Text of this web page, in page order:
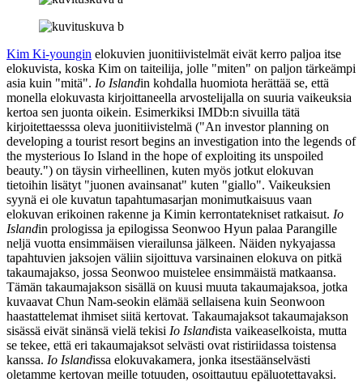
Kim Ki‑youngin elokuvien juonitiivistelmät eivät kerro paljoa itse
elokuvista, koska Kim on taiteilija, jolle "miten" on paljon tärkeämpi
asia kuin "mitä". Io Islandin kohdalla huomiota herättää se, että
monella elokuvasta kirjoittaneella arvostelijalla on suuria vaikeuksia
kertoa sen juonta oikein. Esimerkiksi IMDb:n sivuilla tätä
kirjoitettaesssa oleva juonitiivistelmä ("An investor planning on
developing a tourist resort begins an investigation into the legends of
the mysterious Io Island in the hope of exploiting its unspoiled
beauty.") on täysin virheellinen, kuten myös jotkut elokuvan
tietoihin lisätyt "juonen avainsanat" kuten "giallo". Vaikeuksien
syynä ei ole kuvatun tapahtumasarjan monimutkaisuus vaan
elokuvan erikoinen rakenne ja Kimin kerrontatekniset ratkaisut. Io
Islandin prologissa ja epilogissa Seonwoo Hyun palaa Parangille
neljä vuotta ensimmäisen vierailunsa jälkeen. Näiden nykyajassa
tapahtuvien jaksojen väliin sijoittuva varsinainen elokuva on pitkä
takaumajakso, jossa Seonwoo muistelee ensimmäistä matkaansa.
Tämän takaumajakson sisällä on kuusi muuta takaumajaksoa, jotka
kuvaavat Chun Nam‑seokin elämää sellaisena kuin Seonwoon
haastattelemat ihmiset siitä kertovat. Takaumajaksot takaumajakson
sisässä eivät sinänsä vielä tekisi Io Islandista vaikeaselkoista, mutta
se tekee, että eri takaumajaksot selvästi ovat ristiriidassa toistensa
kanssa. Io Islandissa elokuvakamera, jonka itsestäänselvästi
oletamme kertovan meille totuuden, osoittautuu epäluotettavaksi.